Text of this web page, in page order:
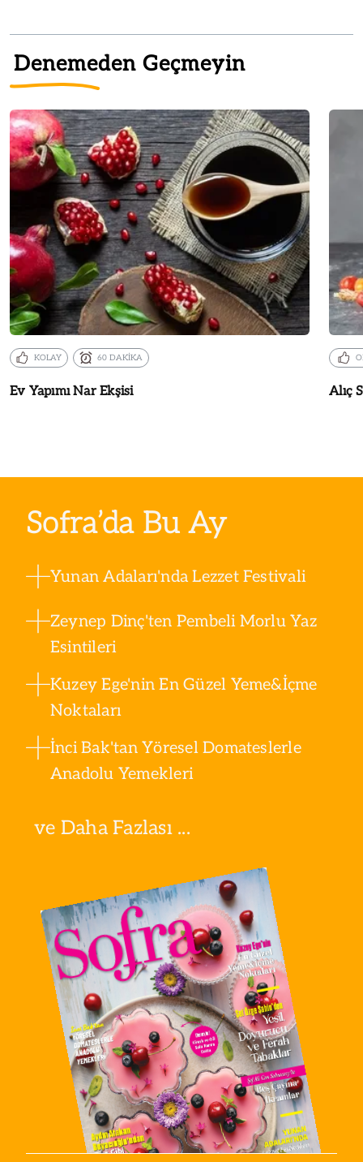
Denemeden Geçmeyin
KOLAY 60 DAKİKA
Ev Yapımı Nar Ekşisi Alıç
Sofra’da Bu Ay
Yunan Adaları'nda Lezzet Festivali
Zeynep Dinç'ten Pembeli Morlu Yaz
Esintileri
Kuzey Ege'nin En Güzel Yeme&İçme
Noktaları
İnci Bak'tan Yöresel Domateslerle
Anadolu Yemekleri
ve Daha Fazlası ...